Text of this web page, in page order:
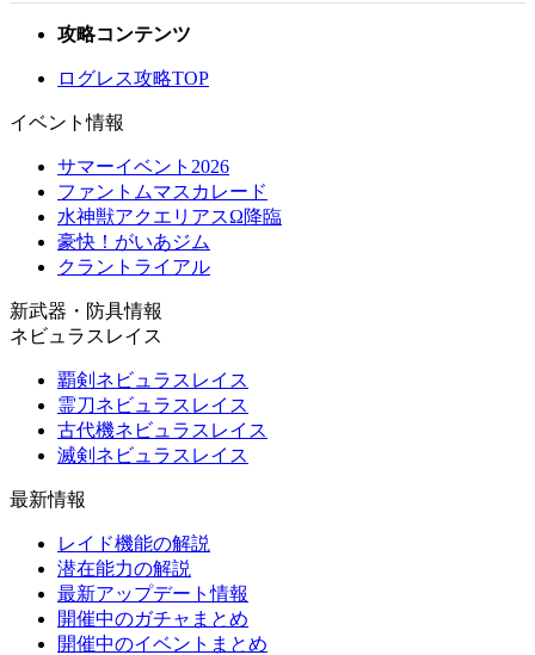
攻略コンテンツ
ログレス攻略TOP
イベント情報
サマーイベント2026
ファントムマスカレード
水神獣アクエリアスΩ降臨
豪快！がいあジム
クラントライアル
新武器・防具情報
ネビュラスレイス
覇剣ネビュラスレイス
霊刀ネビュラスレイス
古代機ネビュラスレイス
滅剣ネビュラスレイス
最新情報
レイド機能の解説
潜在能力の解説
最新アップデート情報
開催中のガチャまとめ
開催中のイベントまとめ